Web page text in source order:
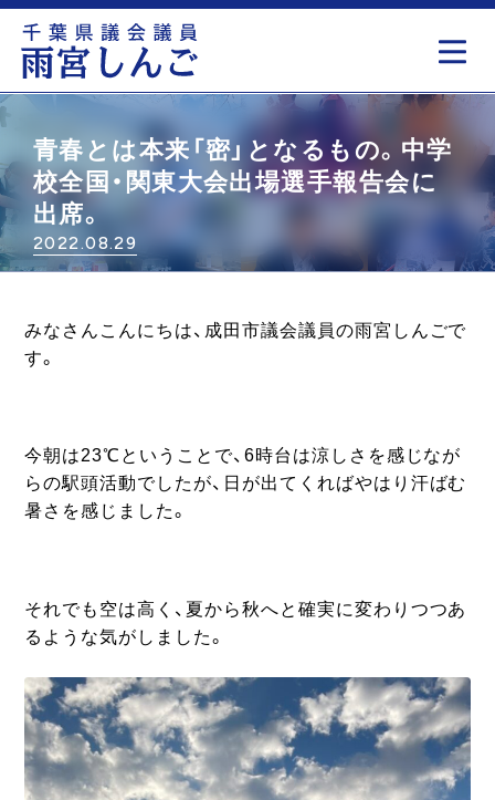
青春とは本来「密」となるもの。中学
校全国・関東大会出場選手報告会に
出席。
2022.08.29
みなさんこんにちは、成田市議会議員の雨宮しんごで
す。
今朝は23℃ということで、6時台は涼しさを感じなが
らの駅頭活動でしたが、日が出てくればやはり汗ばむ
暑さを感じました。
それでも空は高く、夏から秋へと確実に変わりつつあ
るような気がしました。